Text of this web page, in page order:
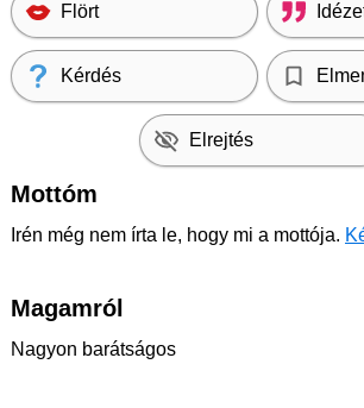
Flört
Kérdés
Elrejtés
Mottóm
Irén még nem írta le, hogy mi a mottója.
Magamról
Nagyon barátságos